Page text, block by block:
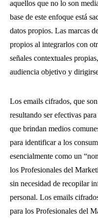
aquellos que no lo son
base de este enfoque está
datos propios. Las marcas
propios al integrarlos con
señales contextuales
audiencia objetivo y
Los emails cifrados, que
resultando ser efectivas
que brindan medios
para identificar a los
esencialmente como un
los Profesionales del
sin necesidad de recopilar
personal. Los emails
para los Profesionales del